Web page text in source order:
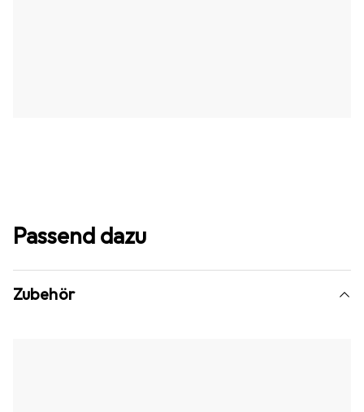
Passend dazu
Zubehör